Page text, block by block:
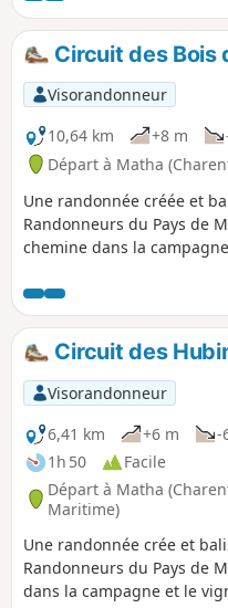
Circuit des Bois
Visorandonneur
10,64 km
+8 m
Départ à Matha
Une randonnée créée et
Randonneurs du Pays de
chemine dans la
Circuit des
Visorandonneur
6,41 km
+6 m
-
1h 50
Facile
Départ à Matha
Maritime)
Une randonnée crée et
Randonneurs du Pays de
dans la campagne et le